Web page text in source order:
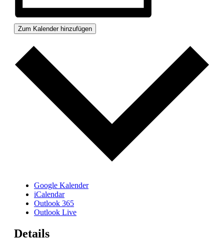
Zum Kalender hinzufügen
Google Kalender
iCalendar
Outlook 365
Outlook Live
Details